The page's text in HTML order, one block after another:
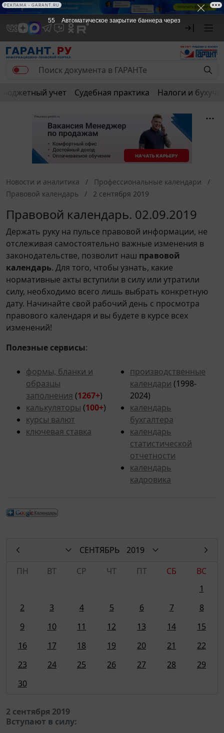
Бюджетный учет Судебная практика Налоги и
Новости и аналитика
Профессиональные календари
Правовой календарь
2 сентября 2019
Правовой календарь. 02.09.2019
Держать руку на пульсе правовой информации, не
отслеживая самостоятельно важные изменения в
законодательстве, позволит наш правовой
календарь. Для того, чтобы узнать, какие
нормативные акты вступили в силу или утратили
силу, необходимо всего лишь выбрать конкретную
дату. Начинайте свой рабочий день с просмотра
правового календаря и вы будете в курсе всех
изменений!
Полезные сервисы:
формы, бланки и
образцы
заполнения (1267+)
калькуляторы (100+)
курсы валют
ключевая ставка
производственные
календари (1998-
2024)
календарь
бухгалтера
календарь
статистической
отчетности
календарь
кадровика
СЕНТЯБРЬ
2019
ПН
ВТ СР ЧТ ПТ СБ
ВС
1
2
3 4 5 6 7
8
9
10 11 12 13 14
15
16
17 18 19 20 21
22
23
24 25 26 27 28
29
30
2 сентября 2019
Вступают в силу:
55 Автоматическое закрытие баннера через
РЕКЛАМА • GARANT.RU